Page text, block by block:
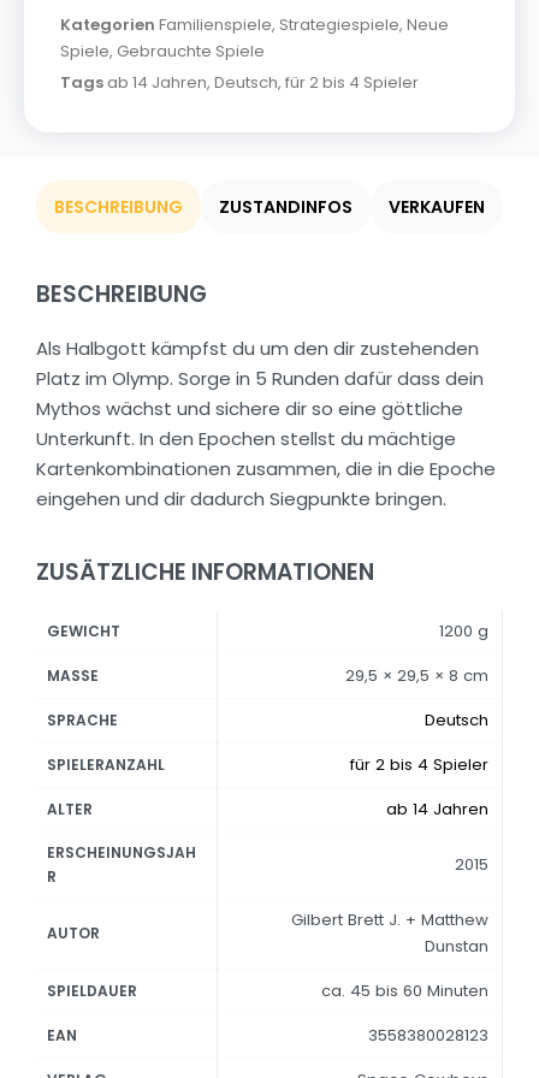
Kategorien Familienspiele, Strategiespiele, Neue
Spiele, Gebrauchte Spiele
Tags ab 14 Jahren, Deutsch, für 2 bis 4 Spieler
BESCHREIBUNG ZUSTANDINFOS VERKAUFEN
BESCHREIBUNG
Als Halbgott kämpfst du um den dir zustehenden
Platz im Olymp. Sorge in 5 Runden dafür dass dein
Mythos wächst und sichere dir so eine göttliche
Unterkunft. In den Epochen stellst du mächtige
Kartenkombinationen zusammen, die in die Epoche
eingehen und dir dadurch Siegpunkte bringen.
ZUSÄTZLICHE INFORMATIONEN
GEWICHT 1200 g
MASSE 29,5 × 29,5 × 8 cm
SPRACHE Deutsch
SPIELERANZAHL für 2 bis 4 Spieler
ALTER ab 14 Jahren
ERSCHEINUNGSJAH
R
2015
AUTOR
Gilbert Brett J. + Matthew
Dunstan
SPIELDAUER ca. 45 bis 60 Minuten
EAN 3558380028123